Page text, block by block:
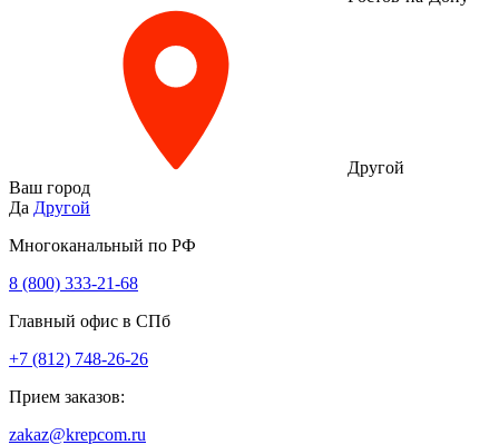
Другой
Ваш город
Да Другой
Многоканальный по РФ
8 (800) 333‑21-68
Главный офис в СПб
+7 (812) 748-26-26
Прием заказов:
zakaz@krepcom.ru